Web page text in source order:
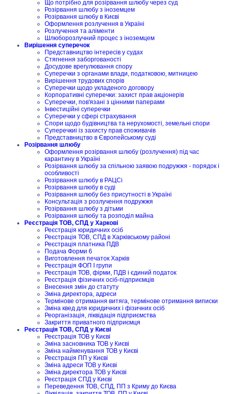
Що потрібно для розірвання шлюбу через суд
Розірвання шлюбу з іноземцем
Розірвання шлюбу в Києві
Оформлення розлучення в Україні
Розлучення та аліменти
Шлюборозлучний процес з іноземцем
Вирішення суперечок
Представництво інтересів у судах
Стягнення заборгованості
Досудове врегулювання спору
Суперечки з органами влади, податковою, митницею
Вирішення трудових спорів
Суперечки щодо укладеного договору
Корпоративні суперечки: захист прав акціонерів
Суперечки, пов'язані з цінними паперами
Інвестиційні суперечки
Суперечки у сфері страхування
Спори щодо будівництва та нерухомості, земельні спори
Суперечкиі із захисту прав споживачів
Представництво в Європейському суді
Розірвання шлюбу
Оформлення розірвання шлюбу (розлучення) під час
карантину в Україні
Розірвання шлюбу за спільною заявою подружжя - порядок і
особливості
Розірвання шлюбу в РАЦСі
Розірвання шлюбу в суді
Розірвання шлюбу без присутності в Україні
Консультація з розлучення подружжя
Розірвання шлюбу з дітьми
Розірвання шлюбу та розподіл майна
Реєстрація ТОВ, СПД у Харкові
Реєстрація юридичних осіб
Реєстрація ТОВ, СПД в Харківському районі
Реєстрація платника ПДВ
Подача Форми 6
Виготовлення печаток Харків
Реєстрація ФОП I групи
Реєстрація ТОВ, фірми, ПДВ і єдиний податок
Реєстрація фізичних осіб-підприємців
Внесення змін до статуту
Зміна директора, адреси
Термінове отримання витяга, термінове отримання виписки
Зміна квед для юридичних і фізичних осіб
Реорганізація, ліквідація підприємства
Закриття приватного підприємця
Реєстрація ТОВ, СПД у Києві
Реєстрація ТОВ у Києві
Зміна засновника ТОВ у Києві
Зміна найменування ТОВ у Києві
Реєстрація ПП у Києві
Зміна адреси ТОВ у Києві
Зміна директора ТОВ у Києві
Реєстрація СПД у Києві
Переведення ТОВ, СПД, ПП з Криму до Києва